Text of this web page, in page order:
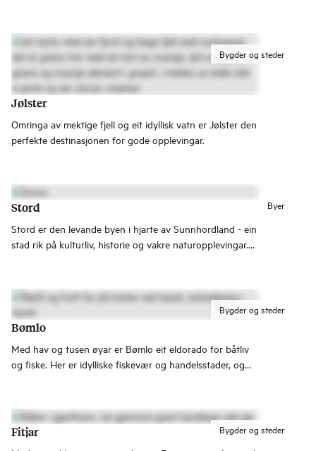
Bygder og steder
Jølster
Omringa av mektige fjell og eit idyllisk vatn er Jølster den
perfekte destinasjonen for gode opplevingar.
Byer
Stord
Stord er den levande byen i hjarte av Sunnhordland - ein
stad rik på kulturliv, historie og vakre naturopplevingar.
Bygder og steder
Bømlo
Med hav og tusen øyar er Bømlo eit eldorado for båtliv
og fiske. Her er idylliske fiskevær og handelsstader, og
Bygder og steder
Fitjar